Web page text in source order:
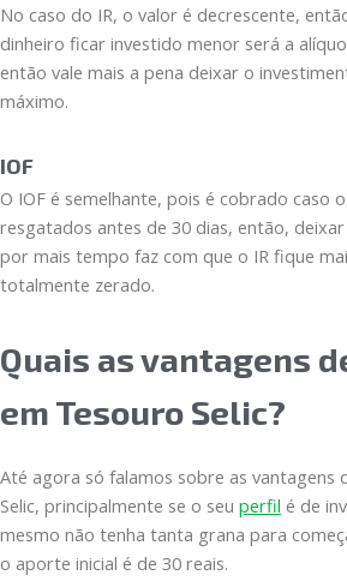
No caso do IR, o valor é decrescente,
dinheiro ficar investido menor será a
então vale mais a pena deixar o
máximo.
IOF
O IOF é semelhante, pois é cobrado caso
resgatados antes de 30 dias, então,
por mais tempo faz com que o IR fique
totalmente zerado.
Quais as vantagens
em Tesouro Selic?
Até agora só falamos sobre as vantagens
Selic, principalmente se o seu perfil é de
mesmo não tenha tanta grana para
o aporte inicial é de 30 reais.